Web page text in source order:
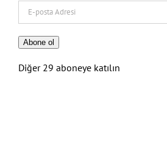
posta
Adresi
Abone ol
Diğer 29 aboneye katılın